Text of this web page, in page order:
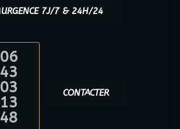
URGENCE 7J/7 & 24H/24
06
43
03
13
48
CONTACTER